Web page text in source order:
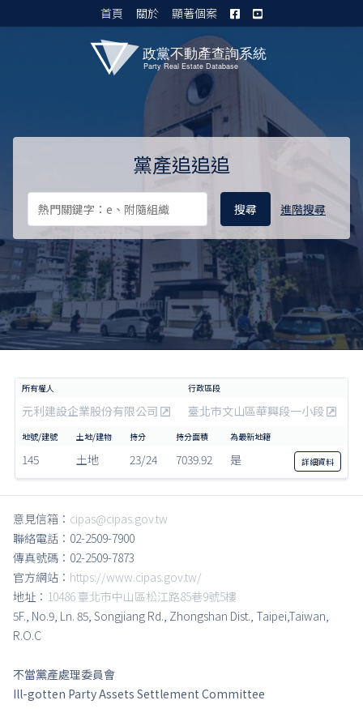
首頁 關於 顯著個案
黨產追追追
進階搜尋
元利建設企業股份有限公司 臺北市文山區華興段一小段
145 土地 23/24 7039.92 是 詳細資料
意見信箱： cipas@cipas.gov.tw
聯絡電話：02-2509-7900
傳真號碼：02-2509-7873
官方網站： https://www.cipas.gov.tw/
地址： 10486 臺北市中山區松江路85巷9號5樓
5F., No.9, Ln. 85, Songjiang Rd., Zhongshan Dist., Taipei,Taiwan,
R.O.C
不當黨產處理委員會
Ill-gotten Party Assets Settlement Committee